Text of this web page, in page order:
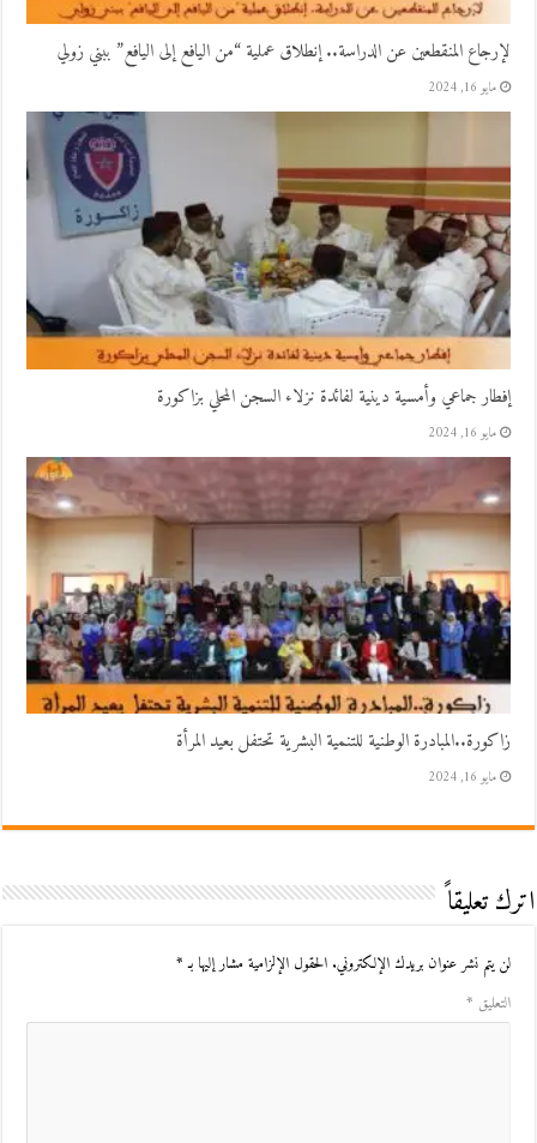
لإرجاع المنقطعين عن الدراسة.. إنطلاق عملية “من اليافع إلى اليافع” ببني زولي
مايو 16, 2024
إفطار جماعي وأمسية دينية لفائدة نزلاء السجن المحلي بزاكورة
مايو 16, 2024
زاكورة..المبادرة الوطنية للتنمية البشرية تحتفل بعيد المرأة
مايو 16, 2024
اترك تعليقاً
لن يتم نشر عنوان بريدك الإلكتروني. الحقول الإلزامية مشار إليها بـ*
التعليق *